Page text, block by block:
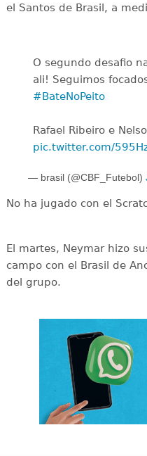
el Santos de Brasil, a
O segundo desafio
ali! Seguimos
#BateNoPeito
Rafael Ribeiro e
pic.twitter.com/
— brasil (@CBF_Futebol)
No ha jugado con el
El martes, Neymar hizo
campo con el Brasil de
del grupo.